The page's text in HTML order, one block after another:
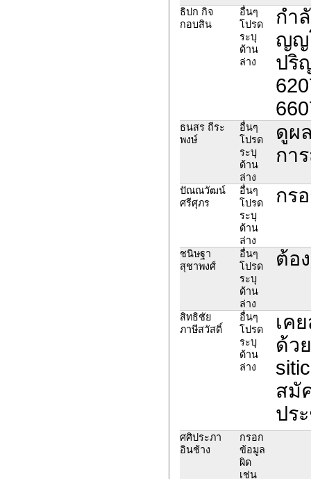
ธิปก กิจ
กอบสิน
อื่นๆ
โปรด
ระบุ
ด้าน
ล่าง
กำ
ญญ
ปริ
ธนสร ถีระ
พงษ์
อื่นๆ
โปรด
ระบุ
ด้าน
ล่าง
ดูผ
กา
ปัณณวัฒน์
ศรีศุภร
อื่นๆ
โปรด
ระบุ
ด้าน
ล่าง
กร
ชนิษฐา
สุชาพงศ์
อื่นๆ
โปรด
ระบุ
ด้าน
ล่าง
ต้อ
สิทธิชัย
ภาษีสวัสดิ์
อื่นๆ
โปรด
ระบุ
ด้าน
ล่าง
เค
ด้ว
สมั
ปร
ศศิประภา
อินช้าง
กรอก
ข้อมูล
ผิด
เช่น